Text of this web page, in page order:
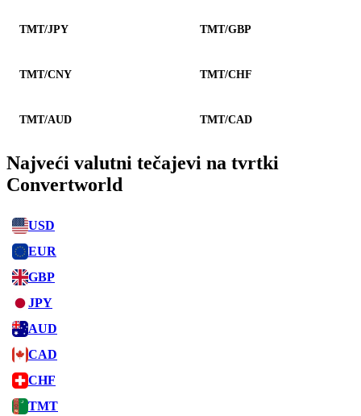
TMT/JPY TMT/GBP
TMT/CNY TMT/CHF
TMT/AUD TMT/CAD
Najveći valutni tečajevi na tvrtki
Convertworld
USD
EUR
GBP
JPY
AUD
CAD
CHF
TMT